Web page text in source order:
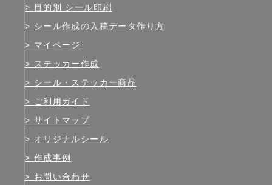
目的別 シール印刷
シール作成の入稿データ作り方
マイページ
ステッカー作成
シール・ステッカー商品
ご利用ガイド
サイトマップ
オリジナルシール
作成事例
お問い合わせ